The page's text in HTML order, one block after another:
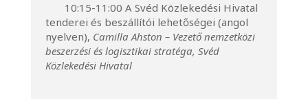
10:15-11:00 A Svéd Közlekedési Hivatal
tenderei és beszállítói lehetőségei (angol
nyelven), Camilla Ahston – Vezető nemzetközi
beszerzési és logisztikai stratéga, Svéd
Közlekedési Hivatal